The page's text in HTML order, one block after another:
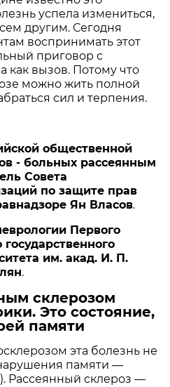
успела измениться,
другим. Сегодня
воспринимать этот
приговор с
как вызов. Потому что
можно жить полной
сил и терпения.
общественной
- больных рассеянным
Совета
по защите прав
Ян Власов.
Первого
им. акад. И. П.
.
склерозом
Это состояние,
памяти
эта болезнь не
памяти —
Рассеянный склероз —